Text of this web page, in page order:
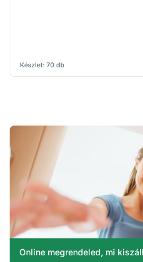
Készlet: 70 db
Online megrendeled, mi